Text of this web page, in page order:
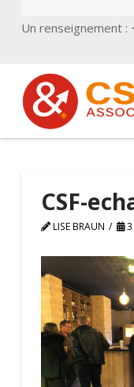
Un renseignement :
CSF-
LISE BRAUN 3